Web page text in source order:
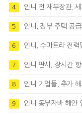
4 인니 전 재무장관,
5 인니, 정부 주택 공
6 인니, 수마트라 전력
7 인니 판사, 장시간 항
8 인니 기업들, 추가
9 인니 동부자바 해안